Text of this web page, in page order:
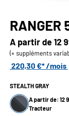
RANGER
A partir de12
(+ suppléments
220,30 €* /mois
STEALTH GRAY
A partir de: 12
Tracteur